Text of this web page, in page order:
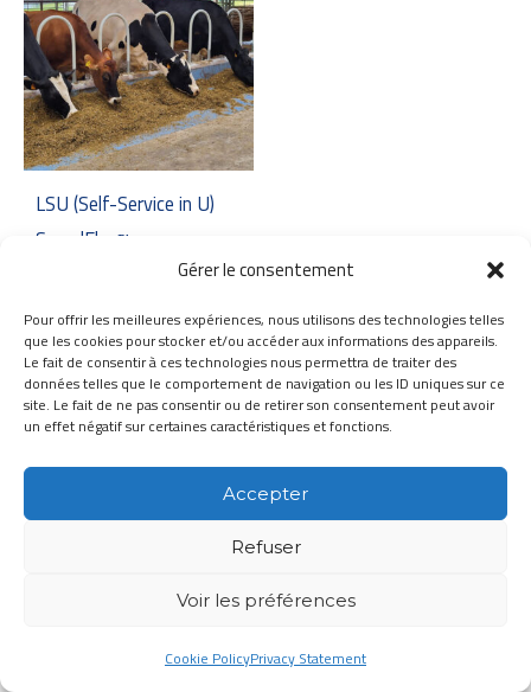
Gérer le consentement
Pour offrir les meilleures expériences, nous utilisons des technologies telles
que les cookies pour stocker et/ou accéder aux informations des appareils.
Le fait de consentir à ces technologies nous permettra de traiter des
données telles que le comportement de navigation ou les ID uniques sur ce
site. Le fait de ne pas consentir ou de retirer son consentement peut avoir
un effet négatif sur certaines caractéristiques et fonctions.
Accepter
Refuser
Voir les préférences
Cookie PolicyPrivacy Statement
LSU (Self-Service in U)
SpeedFlex™